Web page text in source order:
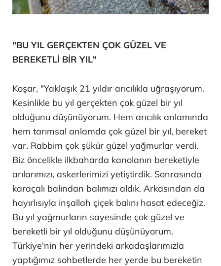
"BU YIL GERÇEKTEN ÇOK GÜZEL VE
BEREKETLİ BİR YIL"
Koşar, "Yaklaşık 21 yıldır arıcılıkla uğraşıyorum.
Kesinlikle bu yıl gerçekten çok güzel bir yıl
olduğunu düşünüyorum. Hem arıcılık anlamında
hem tarımsal anlamda çok güzel bir yıl, bereket
var. Rabbim çok şükür güzel yağmurlar verdi.
Biz öncelikle ilkbaharda kanolanın bereketiyle
arılarımızı, askerlerimizi yetiştirdik. Sonrasında
karaçalı balından balımızı aldık. Arkasından da
hayırlısıyla inşallah çiçek balını hasat edeceğiz.
Bu yıl yağmurların sayesinde çok güzel ve
bereketli bir yıl olduğunu düşünüyorum.
Türkiye'nin her yerindeki arkadaşlarımızla
yaptığımız sohbetlerde her yerde bu bereketin